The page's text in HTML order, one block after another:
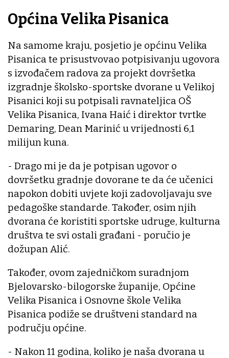
Općina Velika Pisanica
Na samome kraju, posjetio je općinu Velika
Pisanica te prisustvovao potpisivanju ugovora
s izvođačem radova za projekt dovršetka
izgradnje školsko-sportske dvorane u Velikoj
Pisanici koji su potpisali ravnateljica OŠ
Velika Pisanica, Ivana Haić i direktor tvrtke
Demaring, Dean Marinić u vrijednosti 6,1
milijun kuna.
- Drago mi je da je potpisan ugovor o
dovršetku gradnje dovorane te da će učenici
napokon dobiti uvjete koji zadovoljavaju sve
pedagoške standarde. Također, osim njih
dvorana će koristiti sportske udruge, kulturna
društva te svi ostali građani - poručio je
dožupan Alić.
Također, ovom zajedničkom suradnjom
Bjelovarsko-bilogorske županije, Općine
Velika Pisanica i Osnovne škole Velika
Pisanica podiže se društveni standard na
području općine.
- Nakon 11 godina, koliko je naša dvorana u